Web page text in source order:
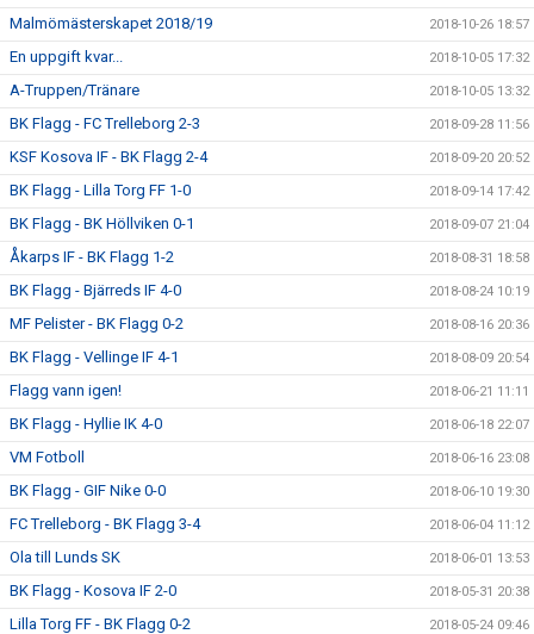
Malmömästerskapet 2018/19 2018-10-26 18:57
En uppgift kvar... 2018-10-05 17:32
A-Truppen/Tränare 2018-10-05 13:32
BK Flagg - FC Trelleborg 2-3 2018-09-28 11:56
KSF Kosova IF - BK Flagg 2-4 2018-09-20 20:52
BK Flagg - Lilla Torg FF 1-0 2018-09-14 17:42
BK Flagg - BK Höllviken 0-1 2018-09-07 21:04
Åkarps IF - BK Flagg 1-2 2018-08-31 18:58
BK Flagg - Bjärreds IF 4-0 2018-08-24 10:19
MF Pelister - BK Flagg 0-2 2018-08-16 20:36
BK Flagg - Vellinge IF 4-1 2018-08-09 20:54
Flagg vann igen! 2018-06-21 11:11
BK Flagg - Hyllie IK 4-0 2018-06-18 22:07
VM Fotboll 2018-06-16 23:08
BK Flagg - GIF Nike 0-0 2018-06-10 19:30
FC Trelleborg - BK Flagg 3-4 2018-06-04 11:12
Ola till Lunds SK 2018-06-01 13:53
BK Flagg - Kosova IF 2-0 2018-05-31 20:38
Lilla Torg FF - BK Flagg 0-2 2018-05-24 09:46